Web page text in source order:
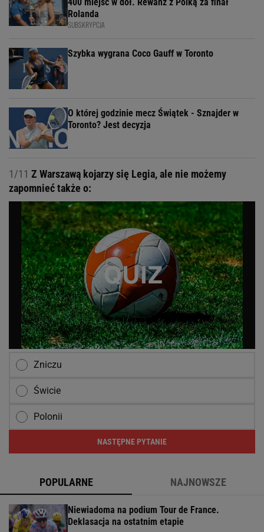
Rolanda
SUBSKRYPCJA
Szybka wygrana Coco Gauff w Toronto
O której godzinie mecz Świątek - Sznajder w
Toronto? Jest decyzja
1/11 Z Warszawą kojarzy się Legia, ale nie możemy
zapomnieć także o:
Zniczu
Świcie
Polonii
NASTĘPNE PYTANIE
POPULARNE NAJNOWSZE
Niewiadoma na podium Tour de France.
Deklasacja na ostatnim etapie